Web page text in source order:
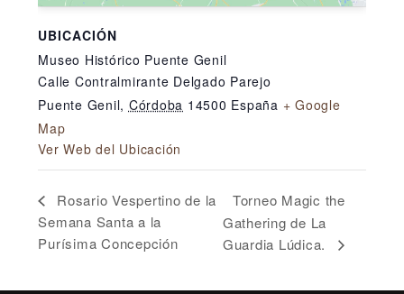
UBICACIÓN
Museo Histórico Puente Genil
Calle Contralmirante Delgado Parejo
Puente Genil, Córdoba 14500 España + Google
Map
Ver Web del Ubicación
Rosario Vespertino de la
Semana Santa a la
Purísima Concepción
Torneo Magic the
Gathering de La
Guardia Lúdica.